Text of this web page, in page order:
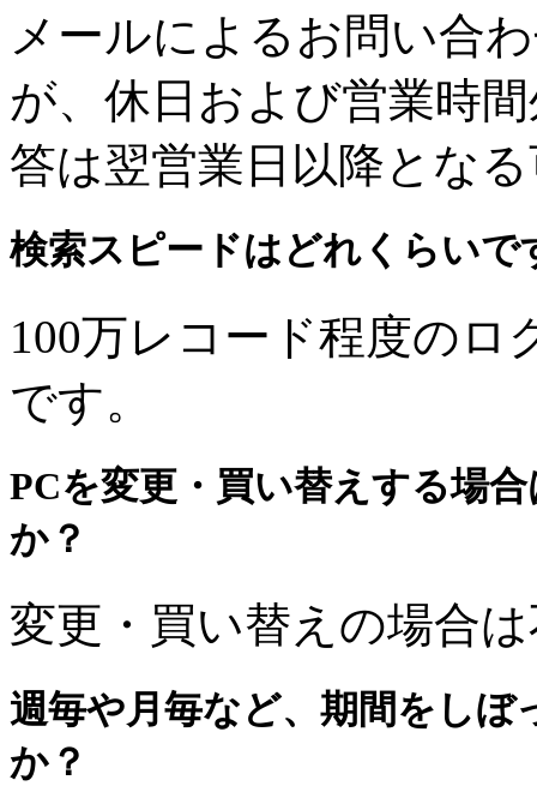
メールによるお問い合
が、休日および営業時
答は翌営業日以降とな
検索スピードはどれくらいで
100万レコード程度のロ
です。
PCを変更・買い替えする場
か？
変更・買い替えの場合
週毎や月毎など、期間をし
か？